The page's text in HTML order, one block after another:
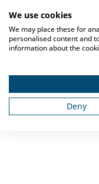
Creative
bergruimte in uw
- Gemaakt van
- Gemakkelijk aan
- Snel en
- Verstelbare
We use cookies
We may place these for
personalised content and
information about the
Deny